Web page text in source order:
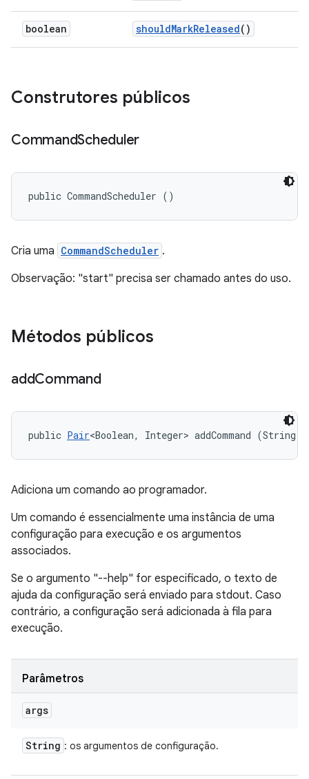
boolean shouldMarkReleased()
Construtores públicos
CommandScheduler
public CommandScheduler ()
Cria uma CommandScheduler .
Observação: "start" precisa ser chamado antes do uso.
Métodos públicos
addCommand
public Pair<Boolean, Integer> addCommand
Adiciona um comando ao programador.
Um comando é essencialmente uma instância de uma
configuração para execução e os argumentos
associados.
Se o argumento "--help" for especificado, o texto de
ajuda da configuração será enviado para stdout. Caso
contrário, a configuração será adicionada à fila para
execução.
Parâmetros
args
String : os argumentos de configuração.